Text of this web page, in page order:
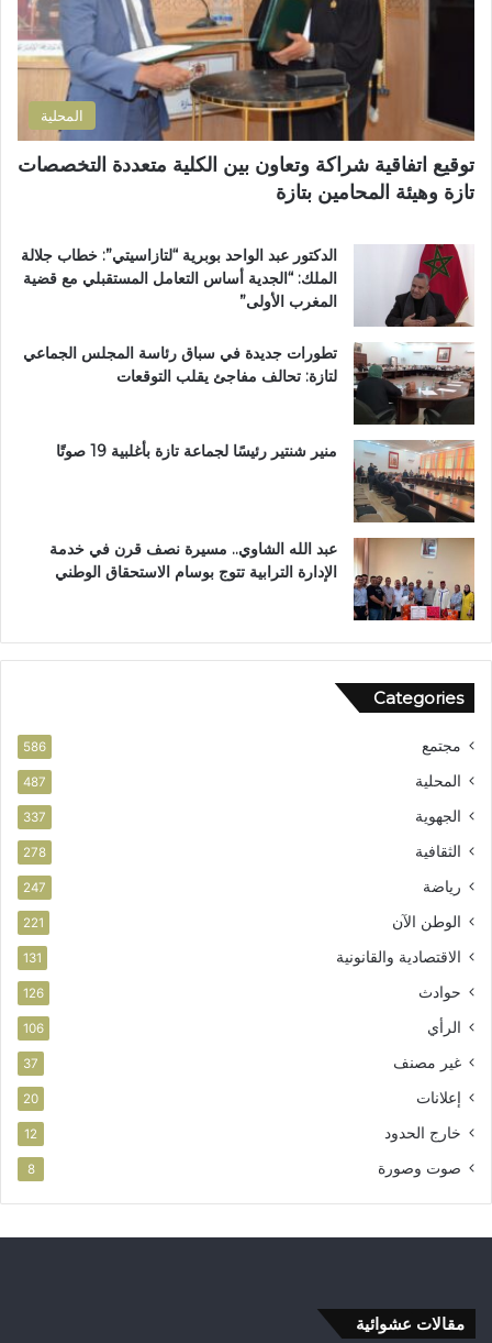
ن
ض
و
ا
ت
ا
.
.
و
ط
ب
ي
ا
المحلية
توقيع اتفاقية شراكة وتعاون بين الكلية متعددة التخصصات
تازة وهيئة المحامين بتازة
الدكتور عبد الواحد بوبرية “لتازاسيتي”: خطاب جلالة
الملك: “الجدية أساس التعامل المستقبلي مع قضية
المغرب الأولى”
تطورات جديدة في سباق رئاسة المجلس الجماعي
لتازة: تحالف مفاجئ يقلب التوقعات
منير شنتير رئيسًا لجماعة تازة بأغلبية 19 صوتًا
عبد الله الشاوي.. مسيرة نصف قرن في خدمة
الإدارة الترابية تتوج بوسام الاستحقاق الوطني
Categories
مجتمع 586
المحلية 487
الجهوية 337
الثقافية 278
رياضة 247
الوطن الآن 221
الاقتصادية والقانونية 131
حوادث 126
الرأي 106
غير مصنف 37
إعلانات 20
خارج الحدود 12
صوت وصورة 8
مقالات عشوائية